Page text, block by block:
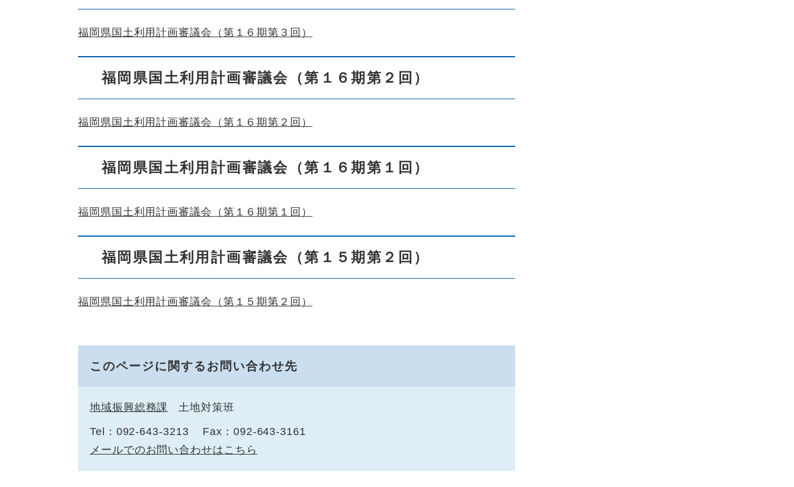
福岡県国土利用計画審議会（第１６期第３回）
福岡県国土利用計画審議会（第１６期第２回）
福岡県国土利用計画審議会（第１６期第２回）
福岡県国土利用計画審議会（第１６期第１回）
福岡県国土利用計画審議会（第１６期第１回）
福岡県国土利用計画審議会（第１５期第２回）
福岡県国土利用計画審議会（第１５期第２回）
このページに関するお問い合わせ先
地域振興総務課 土地対策班
Tel：092-643-3213
Fax：092-643-3161
メールでのお問い合わせはこちら